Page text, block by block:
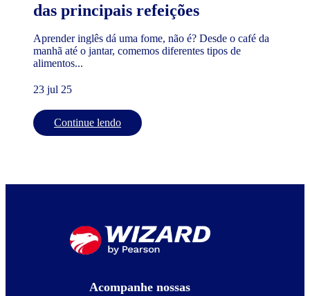
das principais refeições
Aprender inglês dá uma fome, não é? Desde o café da
manhã até o jantar, comemos diferentes tipos de
alimentos...
23 jul 25
Continue lendo
Acompanhe nossas